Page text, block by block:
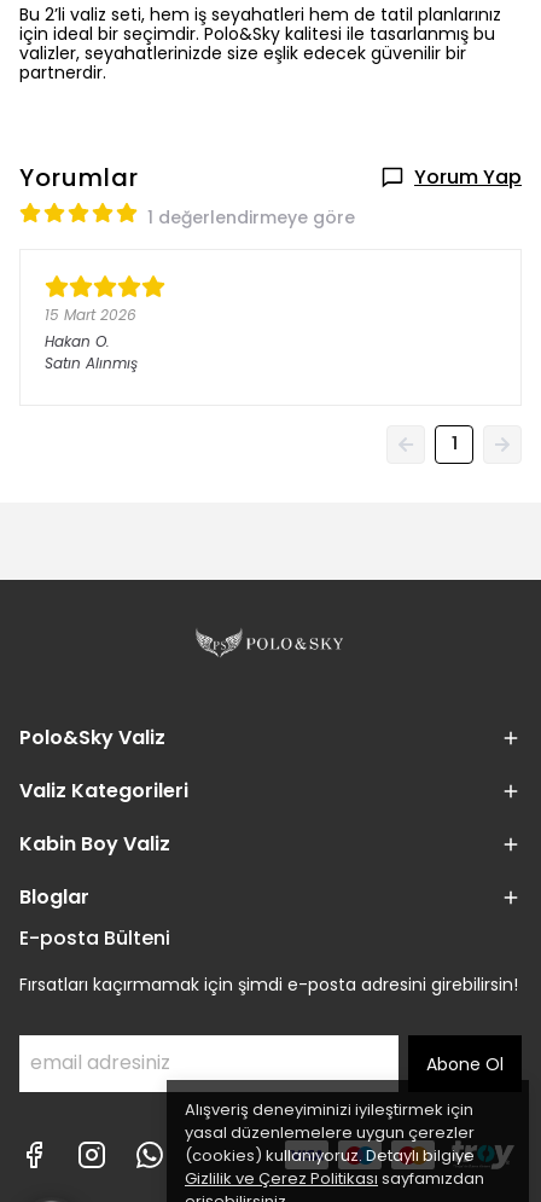
Alışveriş deneyiminizi iyileştirmek için
yasal düzenlemelere uygun çerezler
(cookies) kullanıyoruz. Detaylı bilgiye
Gizlilik ve Çerez Politikası sayfamızdan
Bu 2’li valiz seti, hem iş seyahatleri hem de tatil planlarınız
için ideal bir seçimdir. Polo&Sky kalitesi ile tasarlanmış bu
valizler, seyahatlerinizde size eşlik edecek güvenilir bir
partnerdir.
Yorumlar Yorum Yap
1 değerlendirmeye göre
15 Mart 2026
Hakan O.
Satın Alınmış
1
Polo&Sky Valiz
Valiz Kategorileri
Kabin Boy Valiz
Bloglar
E-posta Bülteni
Fırsatları kaçırmamak için şimdi e-posta adresini girebilirsin!
Abone Ol